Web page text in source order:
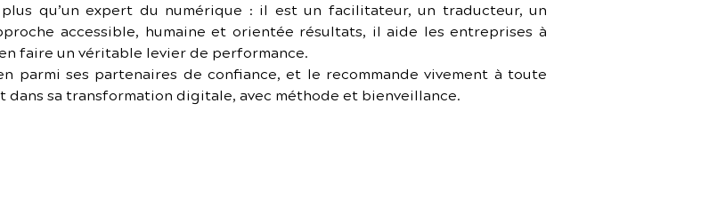
qu’un expert du numérique : il est un facilitateur, un traducteur, un
accessible, humaine et orientée résultats, il aide les entreprises à
faire un véritable levier de performance.
parmi ses partenaires de confiance, et le recommande vivement à toute
sa transformation digitale, avec méthode et bienveillance.